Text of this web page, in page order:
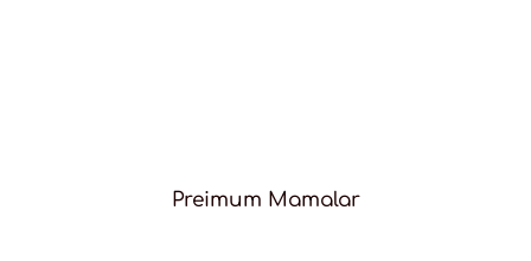
Preimum Mamalar